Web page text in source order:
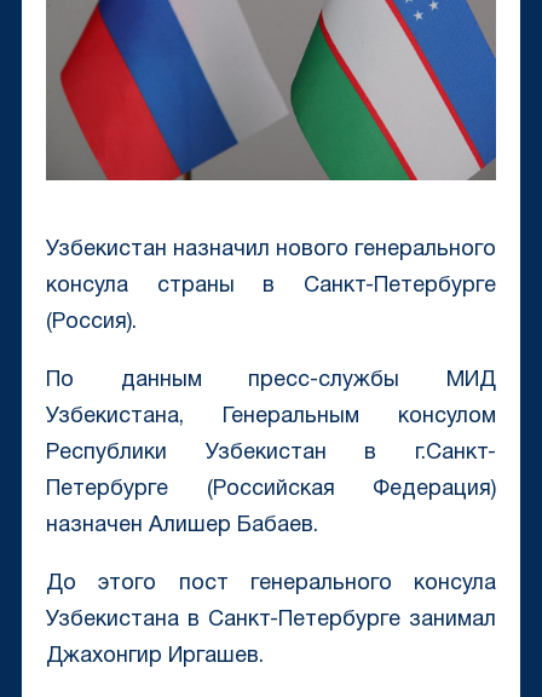
Узбекистан назначил нового генерального
консула страны в Санкт-Петербурге
(Россия).
По данным пресс-службы МИД
Узбекистана, Генеральным консулом
Республики Узбекистан в г.Санкт-
Петербурге (Российская Федерация)
назначен Алишер Бабаев.
До этого пост генерального консула
Узбекистана в Санкт-Петербурге занимал
Джахонгир Иргашев.